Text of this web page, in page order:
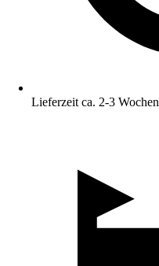
Lieferzeit ca. 2-3 Wochen